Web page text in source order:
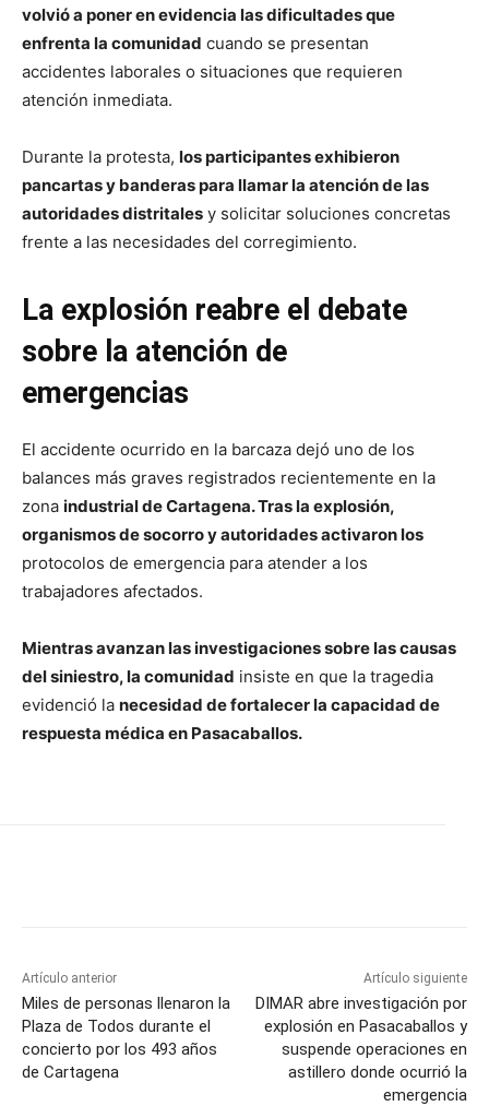
volvió a poner en evidencia las dificultades que
enfrenta la comunidad cuando se presentan
accidentes laborales o situaciones que requieren
atención inmediata.
Durante la protesta, los participantes exhibieron
pancartas y banderas para llamar la atención de las
autoridades distritales y solicitar soluciones concretas
frente a las necesidades del corregimiento.
La explosión reabre el debate
sobre la atención de
emergencias
El accidente ocurrido en la barcaza dejó uno de los
balances más graves registrados recientemente en la
zona industrial de Cartagena. Tras la explosión,
organismos de socorro y autoridades activaron los
protocolos de emergencia para atender a los
trabajadores afectados.
Mientras avanzan las investigaciones sobre las causas
del siniestro, la comunidad insiste en que la tragedia
evidenció la necesidad de fortalecer la capacidad de
respuesta médica en Pasacaballos.
Artículo anterior
Miles de personas llenaron la
Plaza de Todos durante el
concierto por los 493 años
de Cartagena
Artículo siguiente
DIMAR abre investigación por
explosión en Pasacaballos y
suspende operaciones en
astillero donde ocurrió la
emergencia